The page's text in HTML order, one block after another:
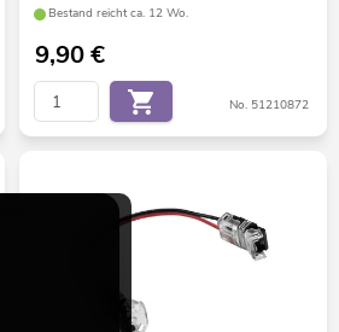
Bestand reicht ca. 12 Wo.
9,90€
No. 51210872